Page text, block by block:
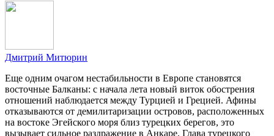
Дмитрий Митюрин
Еще одним очагом нестабильности в Европе становятся
восточные Балканы: с начала лета новый виток обострения
отношений наблюдается между Турцией и Грецией. Афины
отказываются от демилитаризации островов, расположенных
на востоке Эгейского моря близ турецких берегов, это
вызывает сильное раздражение в Анкаре. Глава турецкого